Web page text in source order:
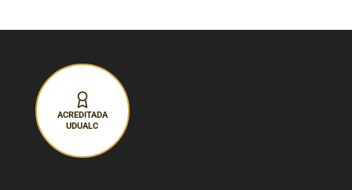
ACREDITADA
UDUALC